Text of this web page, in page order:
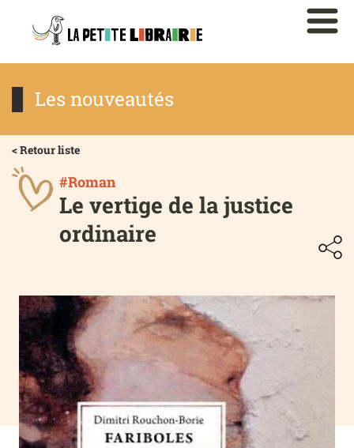
Les nouveautés
< Retour liste
#Roman
Le vertige de la justice
ordinaire